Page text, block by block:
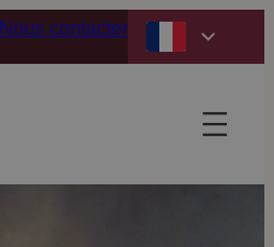
Nous contacter